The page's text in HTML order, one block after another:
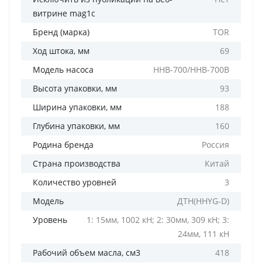
витрине mag1c
Бренд (марка)
TOR
Ход штока, мм
69
Модель насоса
HHB-700/HHB-700B
Высота упаковки, мм
93
Ширина упаковки, мм
188
Глубина упаковки, мм
160
Родина бренда
Россия
Страна производства
Китай
Количество уровней
3
Модель
ДТН(HHYG-D)
Уровень
1: 15мм, 1002 кН; 2: 30мм, 309 кН; 3:
24мм, 111 кН
Рабочий объем масла, см3
418